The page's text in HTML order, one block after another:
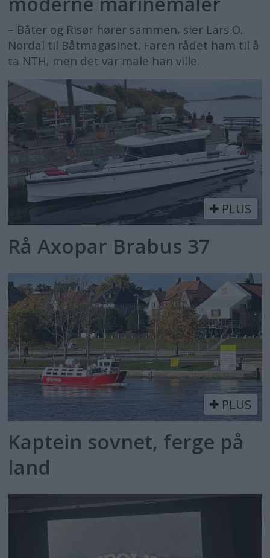
– Båter og Risør hører sammen, sier Lars O.
Nordal til Båtmagasinet. Faren rådet ham til å
ta NTH, men det var male han ville.
PLUS
Rå Axopar Brabus 37
PLUS
Kaptein sovnet, ferge på
land